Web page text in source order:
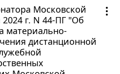
Московской
г. N 44-ПГ "Об
материально-
дистанционной